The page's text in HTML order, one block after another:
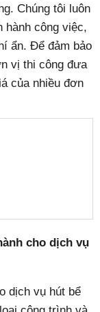
Chúng tôi luôn
hành công việc,
ẩn. Để đảm bảo
vị thi công đưa
của nhiều đơn
cho dịch vụ
dịch vụ hút bể